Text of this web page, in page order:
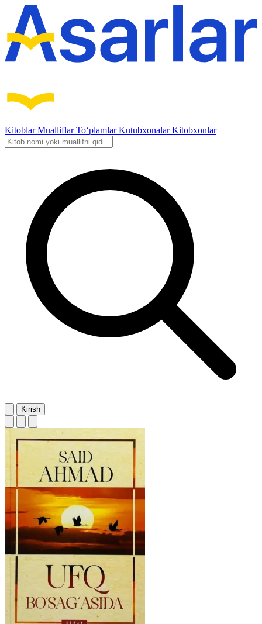
KitoblarMualliflarTo‘plamlarKutubxonalarKitobxonlar
Kirish